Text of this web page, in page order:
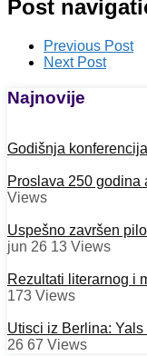
Post
Previous Post
Next Post
Najnovije
Godišnja
Proslava 250 godina
Views
Uspešno završen
jun 26 13 Views
Rezultati literarnog i
173 Views
Utisci iz Berlina:
26 67 Views